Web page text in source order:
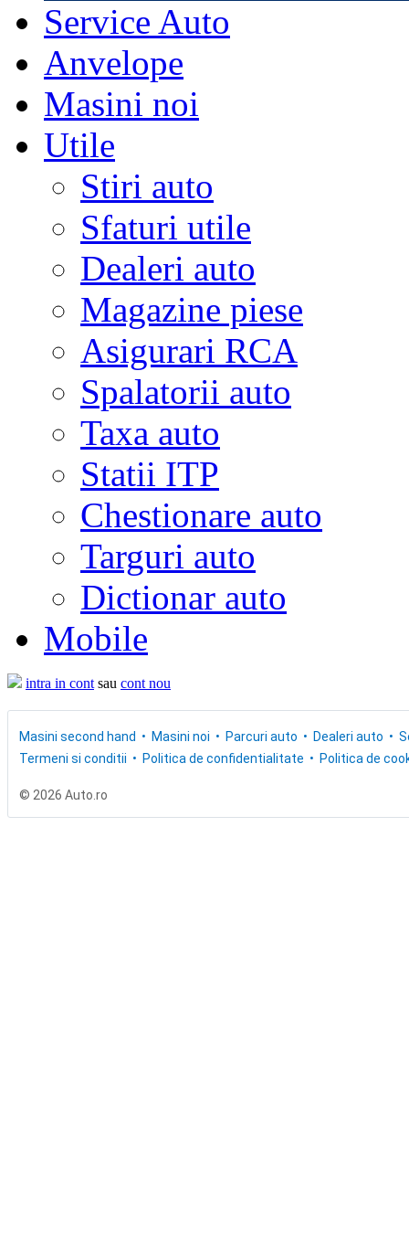
Service Auto
Anvelope
Masini noi
Utile
Stiri auto
Sfaturi utile
Dealeri auto
Magazine piese
Asigurari RCA
Spalatorii auto
Taxa auto
Statii ITP
Chestionare auto
Targuri auto
Dictionar auto
Mobile
intra in cont sau cont nou
Masini second hand Masini noi Parcuri auto Dealeri auto
Termeni si conditii
Politica de confidentialitate Politica de
© 2026 Auto.ro